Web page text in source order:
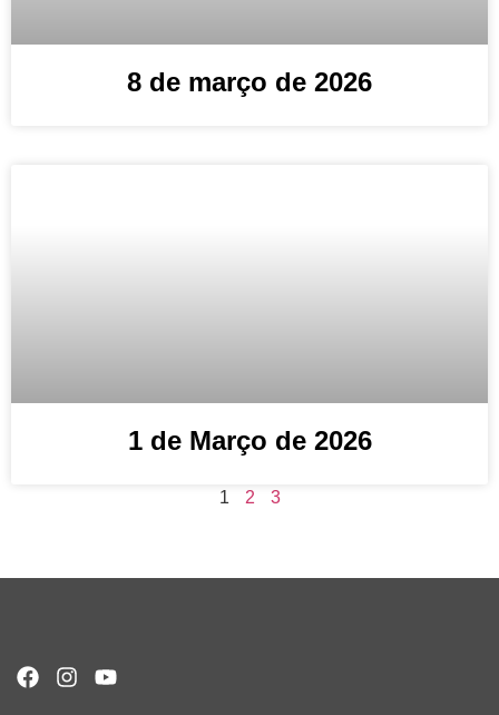
8 de março de 2026
1 de Março de 2026
1 2 3